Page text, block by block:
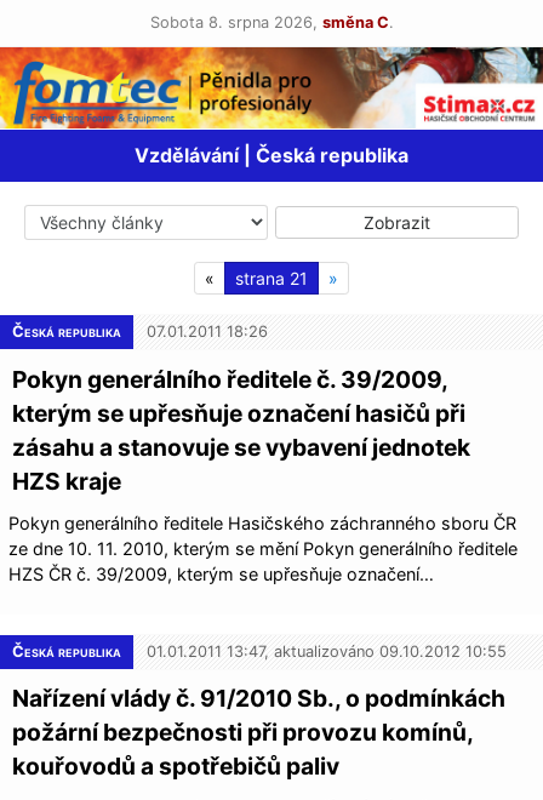
Sobota 8. srpna 2026, směna C.
Vzdělávání | Česká republika
« 21 »
Česká republika 07.01.2011 18:26
Pokyn generálního ředitele č. 39/2009,
kterým se upřesňuje označení hasičů při
zásahu a stanovuje se vybavení jednotek
HZS kraje
Pokyn generálního ředitele Hasičského záchranného sboru ČR
ze dne 10. 11. 2010, kterým se mění Pokyn generálního ředitele
HZS ČR č. 39/2009, kterým se upřesňuje označení…
Česká republika 01.01.2011 13:47, aktualizováno 09.10.2012 10:55
Nařízení vlády č. 91/2010 Sb., o podmínkách
požární bezpečnosti při provozu komínů,
kouřovodů a spotřebičů paliv